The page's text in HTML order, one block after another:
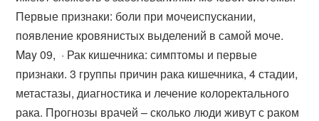
Первые признаки: боли при мочеиспускании,
появление кровянистых выделений в самой моче.
May 09, · Рак кишечника: симптомы и первые
признаки. 3 группы причин рака кишечника, 4 стадии,
метастазы, диагностика и лечение колоректального
рака. Прогнозы врачей – сколько люди живут с раком